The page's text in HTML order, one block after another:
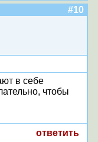
#10
в себе
чтобы
ответить